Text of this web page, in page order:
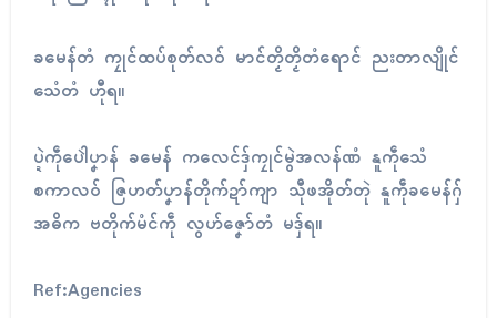
ခမေန်တံ ကၠုၚ်ထပ်စုတ်လဝ် မာင်တၟိတၟိတံရောၚ် ညးတာလျိုၚ်
သေံတံ ဟီုရ။
ပ္ဍဲကဵုပေါဲပၞာန် ခမေန် ကလေၚ်ဒှ်ကၠုၚ်မွဲအလန်ဏံ နူကဵုသေံ
စကာလဝ် ဇြဟတ်ပၞာန်တိုက်ဍာ်ကျာ သီုဖအိုတ်တုဲ နူကဵုခမေန်ဂှ်
အဓိက ဗတိုက်မံၚ်ကဵု လွဟ်ဇၞော်တံ မဒှ်ရ။
Ref:Agencies